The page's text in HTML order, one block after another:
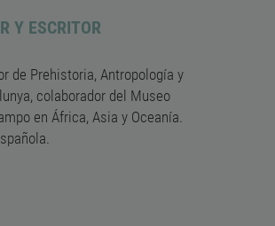
Y ESCRITOR
de Prehistoria, Antropología y
colaborador del Museo
en África, Asia y Oceanía.